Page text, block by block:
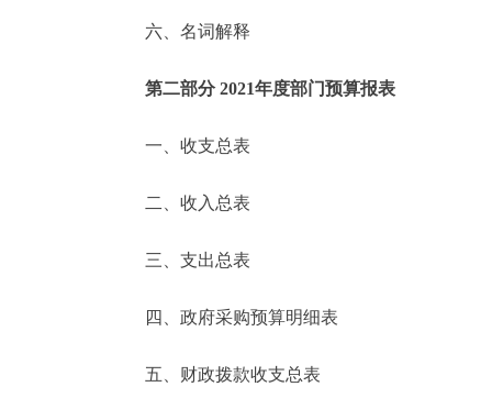
中介服务
政民互动
12345网上接诉即办
参与调查
走进北京
北京概况
绿色北京
六、名词解释
第二部分 2021年度部门预算报表
一、收支总表
二、收入总表
三、支出总表
四、政府采购预算明细表
五、财政拨款收支总表